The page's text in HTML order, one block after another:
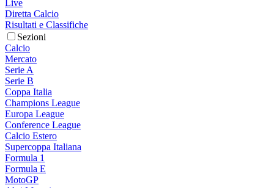
Live
Diretta Calcio
Risultati e Classifiche
Sezioni
Calcio
Mercato
Serie A
Serie B
Coppa Italia
Champions League
Europa League
Conference League
Calcio Estero
Supercoppa Italiana
Formula 1
Formula E
MotoGP